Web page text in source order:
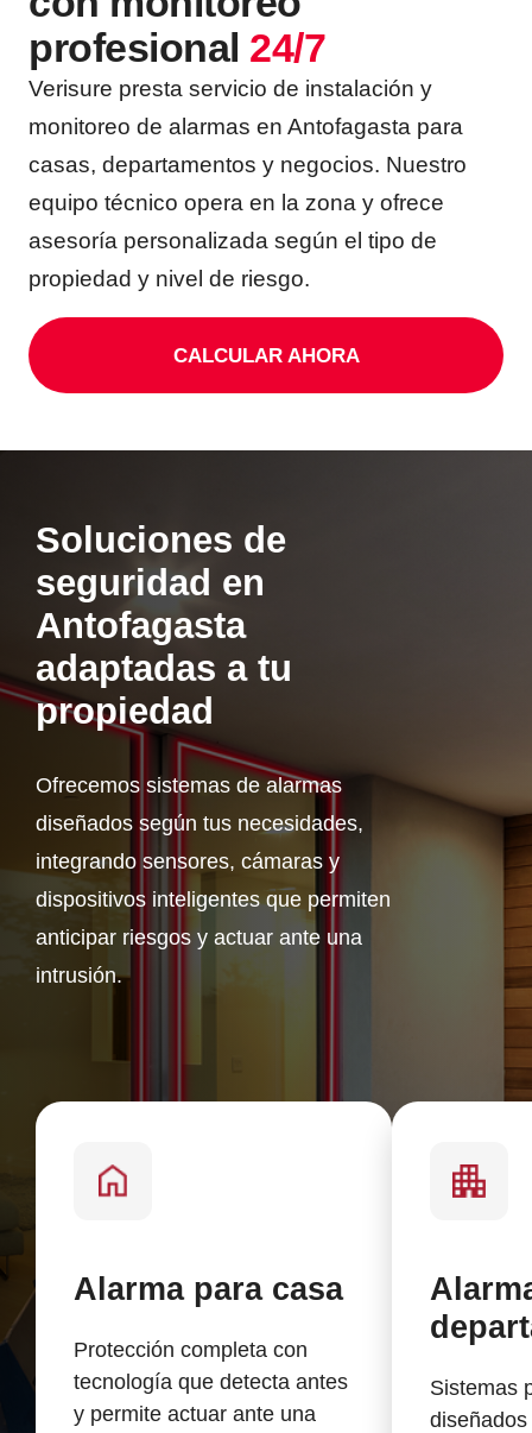
ALARMAS PARA EXTERIOR
ALARMAS PARA TU BARRIO
ALARMAS PARA TI
ADULTOS MAYORES
ALARMAS PARA
ALARMA ANTI OKUPA
KIT DE ALARMA PARA CASA
SIRENA POTENTE
CÁMARAS DE SEGURIDAD
CÁMARA DE SEGURIDAD
EXTERIOR
CÁMARA DE SEGURIDAD
CONTROL DE ACCESOS
LLAVES ELECTRÓNICAS
LECTOR DE LLAVES
MANDO A DISTANCIA
SENSORES Y DETECTORES
SENSORES DE
SENSOR MAGNÉTICO
ALARMAS PARA VENTANAS
Y PUERTAS
BOTÓN DE PÁNICO
OTROS SERVICIOS
CALCULA EL PRECIO DE TU
CONTROL DE ACCESO
SERVICIO CONFÍA
TECNOLOGÍA Y GARANTÍA
CENTRAL DE ALARMAS
COMUNICACIONES
GARANTÍA VERISURE
TRABAJA CON NOSOTROS
¿QUÉ OPINAN NUESTROS
SALA DE PRENSA
AVISO DE PRIVACIDAD
profesional 24/7
Verisure presta servicio de instalación y
monitoreo de alarmas en Antofagasta para
casas, departamentos y negocios. Nuestro
equipo técnico opera en la zona y ofrece
asesoría personalizada según el tipo de
propiedad y nivel de riesgo.
CALCULAR AHORA
Soluciones de
seguridad en
Antofagasta
adaptadas a tu
propiedad
Ofrecemos sistemas de alarmas
diseñados según tus necesidades,
integrando sensores, cámaras y
dispositivos inteligentes que permiten
anticipar riesgos y actuar ante una
intrusión.
Alarma para casa
Protección completa con
tecnología que detecta antes
y permite actuar ante una
Sistemas